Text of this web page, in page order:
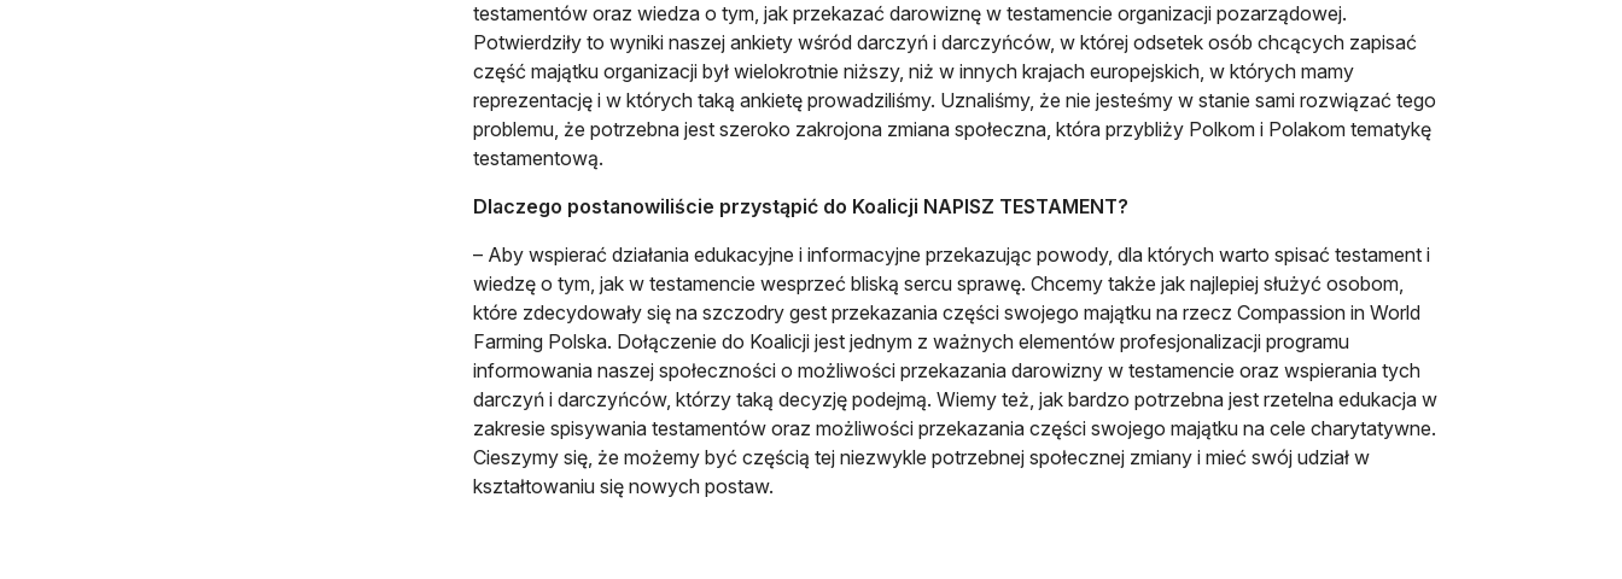
testamentów oraz wiedza o tym, jak przekazać darowiznę w testamencie organizacji pozarządowej.
Potwierdziły to wyniki naszej ankiety wśród darczyń i darczyńców, w której odsetek osób chcących zapisać
część majątku organizacji był wielokrotnie niższy, niż w innych krajach europejskich, w których mamy
reprezentację i w których taką ankietę prowadziliśmy. Uznaliśmy, że nie jesteśmy w stanie sami rozwiązać tego
problemu, że potrzebna jest szeroko zakrojona zmiana społeczna, która przybliży Polkom i Polakom tematykę
testamentową.
Dlaczego postanowiliście przystąpić do Koalicji NAPISZ TESTAMENT?
– Aby wspierać działania edukacyjne i informacyjne przekazując powody, dla których warto spisać testament i
wiedzę o tym, jak w testamencie wesprzeć bliską sercu sprawę. Chcemy także jak najlepiej służyć osobom,
które zdecydowały się na szczodry gest przekazania części swojego majątku na rzecz Compassion in World
Farming Polska. Dołączenie do Koalicji jest jednym z ważnych elementów profesjonalizacji programu
informowania naszej społeczności o możliwości przekazania darowizny w testamencie oraz wspierania tych
darczyń i darczyńców, którzy taką decyzję podejmą. Wiemy też, jak bardzo potrzebna jest rzetelna edukacja w
zakresie spisywania testamentów oraz możliwości przekazania części swojego majątku na cele charytatywne.
Cieszymy się, że możemy być częścią tej niezwykle potrzebnej społecznej zmiany i mieć swój udział w
kształtowaniu się nowych postaw.